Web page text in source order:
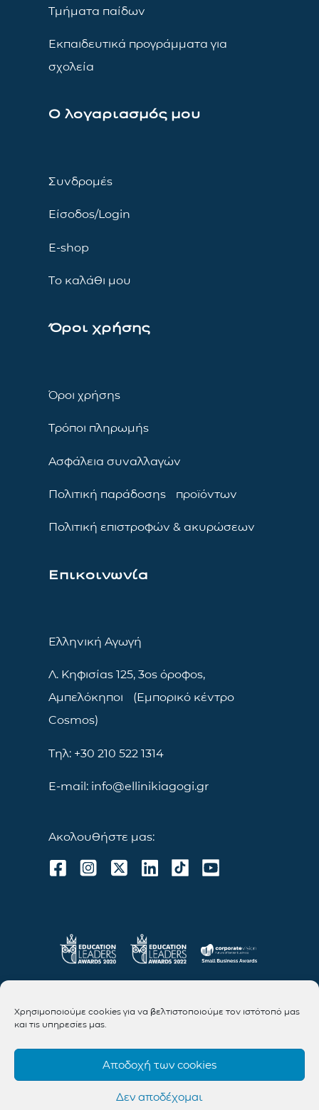
Χρησιμοποιούμε cookies για να βελτιστοποιούμε τον ιστότοπό μας
και τις υπηρεσίες μας.
Αποδοχή των cookies
Δεν αποδέχομαι
Τμήματα παίδων
Εκπαιδευτικά προγράμματα για
σχολεία
Ο λογαριασμός μου
Συνδρομές
Είσοδος/Login
E-shop
Το καλάθι μου
Όροι χρήσης
Όροι χρήσης
Τρόποι πληρωμής
Ασφάλεια συναλλαγών
Πολιτική παράδοσης προϊόντων
Πολιτική επιστροφών & ακυρώσεων
Επικοινωνία
Ελληνική Αγωγή
Λ. Κηφισίας 125, 3ος όροφος,
Αμπελόκηποι (Εμπορικό κέντρο
Cosmos)
Τηλ: +30 210 522 1314
E-mail: info@ellinikiagogi.gr
Ακολουθήστε μας: